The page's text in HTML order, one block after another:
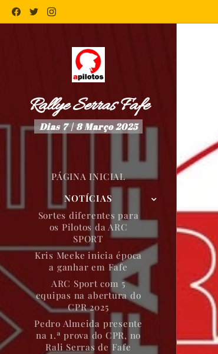
Rallye Serras Fafe
Dias 7 | 8 Março 2025
PÁGINA INICIAL
NOTÍCIAS
Sortes diferentes para
os Pilotos da ARC
SPORT
Kris Meeke inicia época
a ganhar em Fafe
ARC Sport com 5
equipas na abertura do
CPR 2025
Pedro Almeida presente
na 1.ª prova do CPR, no
Rali Serras de Fafe